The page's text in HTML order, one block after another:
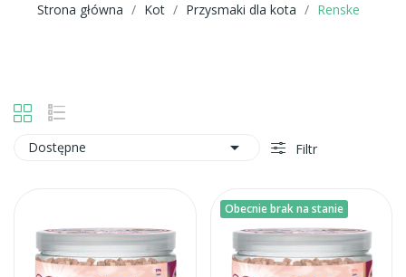
Strona główna Kot Przysmaki dla kota Renske
Dostępne  Filtr
Obecnie brak na stanie